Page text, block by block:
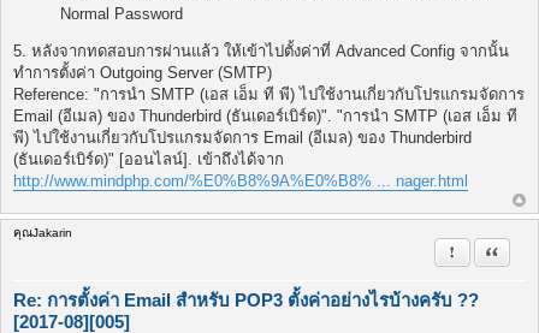
Normal Password
5. หลังจากทดสอบการผ่านแล้ว ให้เข้าไปตั้งค่าที่ Advanced Config จากนั้น
ทำการตั้งค่า Outgoing Server (SMTP)
Reference: "การนำ SMTP (เอส เอ็ม ที พี) ไปใช้งานเกี่ยวกับโปรแกรมจัดการ
Email (อีเมล) ของ Thunderbird (ธันเดอร์เบิร์ด)". "การนำ SMTP (เอส เอ็ม ที
พี) ไปใช้งานเกี่ยวกับโปรแกรมจัดการ Email (อีเมล) ของ Thunderbird
(ธันเดอร์เบิร์ด)" [ออนไลน์]. เข้าถึงได้จาก
http://www.mindphp.com/%E0%B8%9A%E0%B8% ... nager.html
คุณJakarin
Re: การตั้งค่า Email สำหรับ POP3 ตั้งค่าอย่างไรบ้างครับ ??
[2017-08][005]
รายงานในข้
อ้างคำ